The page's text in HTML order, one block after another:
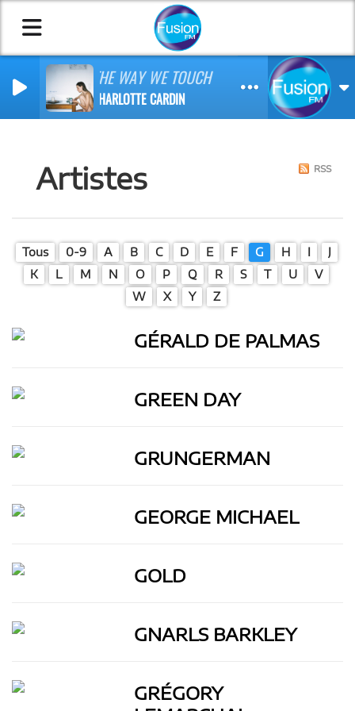
THE WAY WE TOUCH
CHARLOTTE CARDIN
Artistes RSS
Tous 0-9 A B C D E F G H I
J
K
L M N O P Q R S T U
V
W
X Y Z
GÉRALD DE PALMAS
GREEN DAY
GRUNGERMAN
GEORGE MICHAEL
GOLD
GNARLS BARKLEY
GRÉGORY